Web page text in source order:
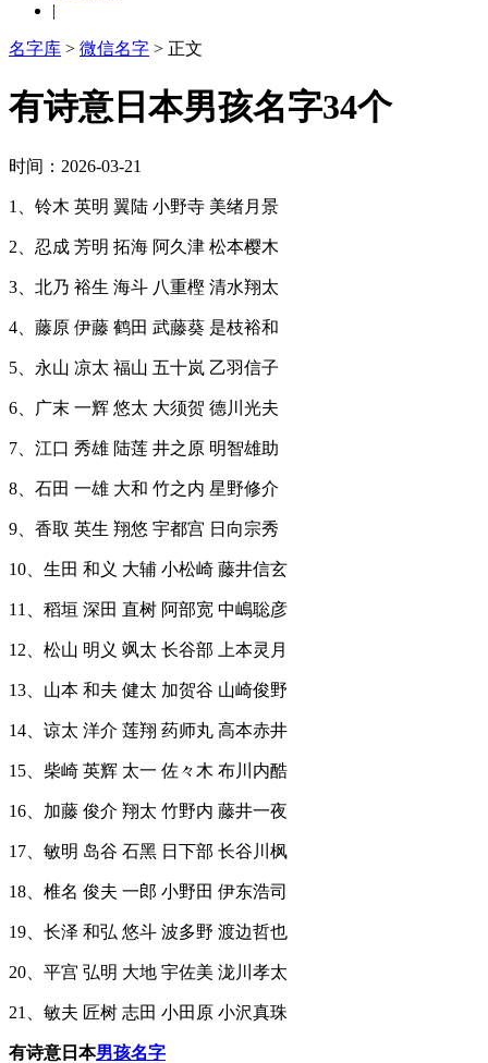
|
名字库 > 微信名字 > 正文
有诗意日本男孩名字34个
时间：2026-03-21
1、铃木 英明 翼陆 小野寺 美绪月景
2、忍成 芳明 拓海 阿久津 松本樱木
3、北乃 裕生 海斗 八重樫 清水翔太
4、藤原 伊藤 鹤田 武藤葵 是枝裕和
5、永山 凉太 福山 五十岚 乙羽信子
6、广末 一辉 悠太 大须贺 德川光夫
7、江口 秀雄 陆莲 井之原 明智雄助
8、石田 一雄 大和 竹之内 星野修介
9、香取 英生 翔悠 宇都宫 日向宗秀
10、生田 和义 大辅 小松崎 藤井信玄
11、稻垣 深田 直树 阿部宽 中嶋聡彦
12、松山 明义 飒太 长谷部 上本灵月
13、山本 和夫 健太 加贺谷 山崎俊野
14、谅太 洋介 莲翔 药师丸 高本赤井
15、柴崎 英辉 太一 佐々木 布川内酷
16、加藤 俊介 翔太 竹野内 藤井一夜
17、敏明 岛谷 石黑 日下部 长谷川枫
18、椎名 俊夫 一郎 小野田 伊东浩司
19、长泽 和弘 悠斗 波多野 渡边哲也
20、平宫 弘明 大地 宇佐美 泷川孝太
21、敏夫 匠树 志田 小田原 小沢真珠
有诗意日本男孩名字